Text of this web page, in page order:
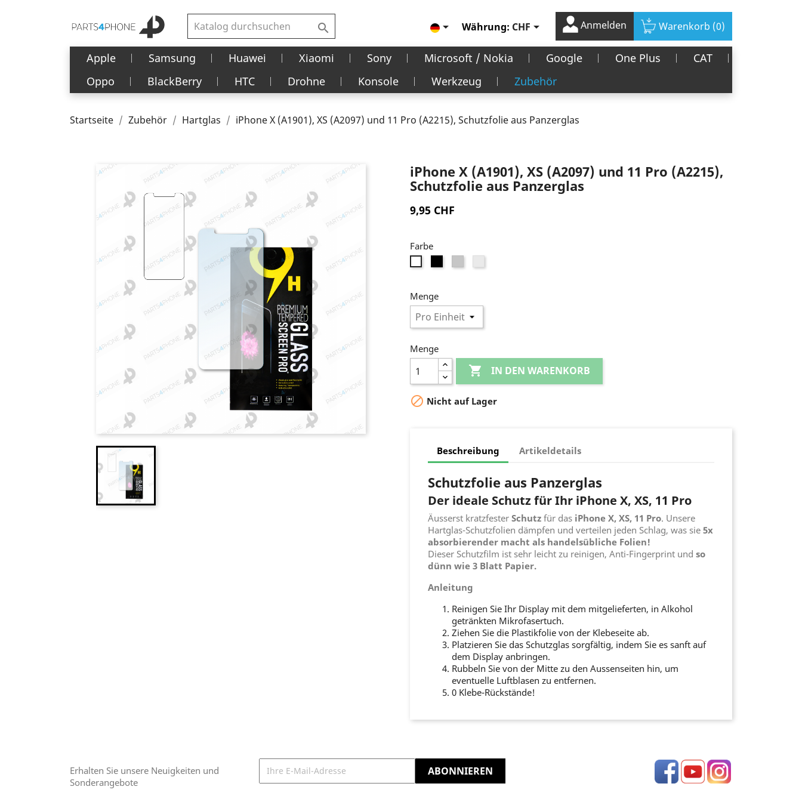
  Währung: CHF Anmelden Warenkorb (0)
Apple Samsung Huawei Xiaomi Sony Microsoft / Nokia Google One Plus
CAT
Oppo
BlackBerry HTC Drohne Konsole Werkzeug Zubehör
Startseite Zubehör Hartglas iPhone X (A1901), XS (A2097) und 11 Pro (A2215), Schutzfolie aus Panzerglas
iPhone X (A1901), XS (A2097) und 11 Pro (A2215),
Schutzfolie aus Panzerglas
9,95 CHF
Farbe
Menge
Menge
 IN DEN WARENKORB
 Nicht auf Lager
Beschreibung Artikeldetails
Schutzfolie aus Panzerglas
Der ideale Schutz für Ihr iPhone X, XS, 11 Pro
Äusserst kratzfester Schutz für das iPhone X, XS, 11 Pro. Unsere
Hartglas-Schutzfolien dämpfen und verteilen jeden Schlag, was sie 5x
absorbierender macht als handelsübliche Folien!
Dieser Schutzfilm ist sehr leicht zu reinigen, Anti-Fingerprint und so
dünn wie 3 Blatt Papier.
Anleitung
Reinigen Sie Ihr Display mit dem mitgelieferten, in Alkohol
getränkten Mikrofasertuch.
Ziehen Sie die Plastikfolie von der Klebeseite ab.
Platzieren Sie das Schutzglas sorgfältig, indem Sie es sanft auf
dem Display anbringen.
Rubbeln Sie von der Mitte zu den Aussenseiten hin, um
eventuelle Luftblasen zu entfernen.
0 Klebe-Rückstände!
Erhalten Sie unsere Neuigkeiten und
Sonderangebote
FacebookYouTubeInstagram